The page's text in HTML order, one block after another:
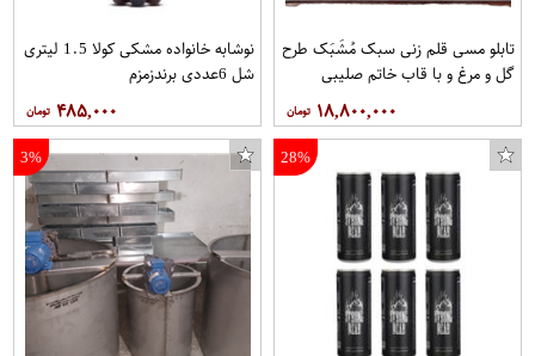
تابلو مسی قلم زنی سبک مُشَبَک طرح
گل و مرغ و با قاب خاتم صلیبی
مخصوص موزه و دکوراسیون در ابعاد
40*80 کد 12 برند قلمستان فروشگاه
قلمستان
۱۸,۸۰۰,۰۰۰
نوشابه خانواده مشکی کولا 1.5 لیتری
شل 6عددی برندزمزم
۴۸۵,۰۰۰
28%
3%